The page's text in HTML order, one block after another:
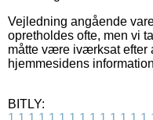
Vejledning angående
opretholdes ofte, men vi
måtte være iværksat efter
hjemmesidens
BITLY: